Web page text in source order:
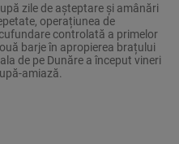
zile de așteptare și amânări
operațiunea de
controlată a primelor
barje în apropierea brațului
de pe Dunăre a început vineri
amiază.